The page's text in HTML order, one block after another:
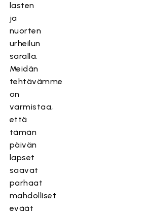
lasten
ja
nuorten
urheilun
saralla.
Meidän
tehtävämme
on
varmistaa,
että
tämän
päivän
lapset
saavat
parhaat
mahdolliset
eväät